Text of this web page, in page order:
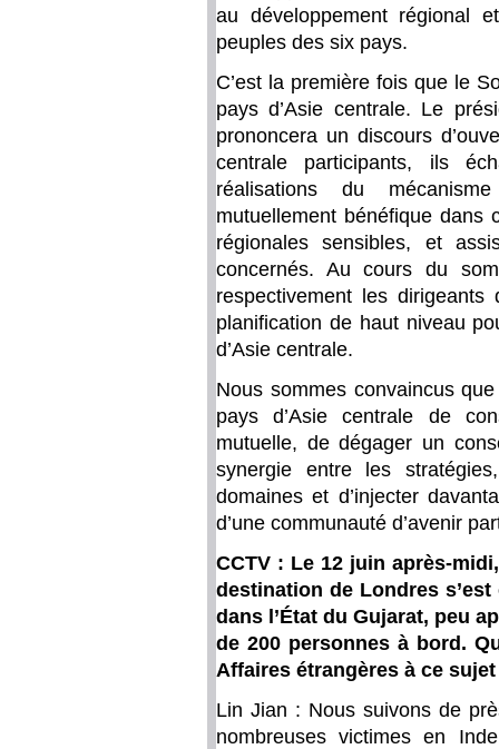
au développement régional
peuples des six pays.
C’est la première fois que le
pays d’Asie centrale. Le
prononcera un discours
centrale participants, ils
réalisations du
mutuellement bénéfique dans
régionales sensibles, et
concernés. Au cours du
respectivement les
planification de haut niveau
d’Asie centrale.
Nous sommes convaincus
pays d’Asie centrale de
mutuelle, de dégager un
synergie entre les
domaines et d’injecter
d’une communauté d’avenir
CCTV : Le 12 juin après-
destination de Londres s’est
dans l’État du Gujarat, peu
de 200 personnes à bord.
Affaires étrangères à ce
Lin Jian : Nous suivons de
nombreuses victimes en